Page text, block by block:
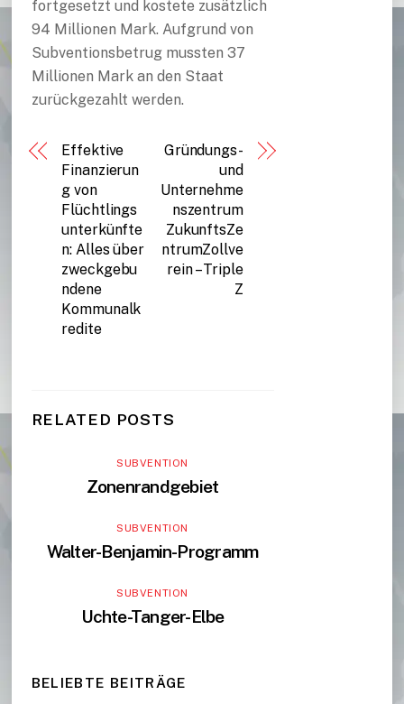
fortgesetzt und kostete zusätzlich
94 Millionen Mark. Aufgrund von
Subventionsbetrug mussten 37
Millionen Mark an den Staat
zurückgezahlt werden.
Effektive
Finanzierun
g von
Flüchtlings
unterkünfte
n: Alles über
zweckgebu
ndene
Kommunalk
redite
Gründungs-
und
Unternehme
nszentrum
ZukunftsZe
ntrumZollve
rein – Triple
Z
RELATED POSTS
SUBVENTION
Zonenrandgebiet
SUBVENTION
Walter-Benjamin-Programm
SUBVENTION
Uchte-Tanger-Elbe
BELIEBTE BEITRÄGE